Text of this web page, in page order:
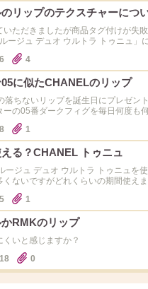
リップのテクスチャーにつ
いただきましたが商品タグ付けが失
がよく、とてもきれいにリップメイ
ところ、ボソボソのテクスチャーで
くなっていました。 リップの塊が目
ん。 BAさんにお尋ねしたところ、
常です」と言われたのですが、そう
に塗るコツがわかる方いらっしゃれ
上がりに感動したのに、今や塗るの
4
05に似たCHANELのリップ
落ちないリップを誕生日にプレゼン
ーの05番ダークフィグを毎日何度も
ちないのが欲しいと言っていました
てください。
1
る？CHANEL トゥニュ
ージュ デュオ ウルトラ トゥニュを
いですがどれくらいの期間使えましたか？ グ
用頻度(毎日、週一、塗り直し有無な
教えてください！ 残り半分とかでも良いです。
1
RMKのリップ
くいと感じますか？
0